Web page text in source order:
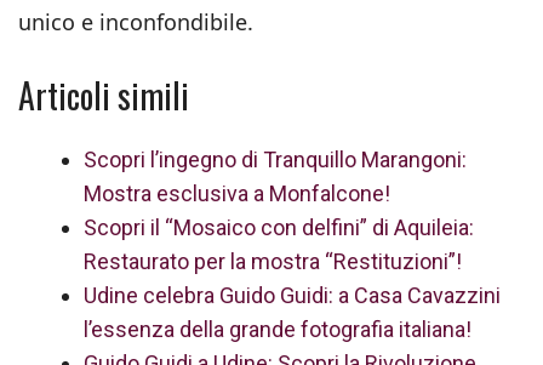
unico e inconfondibile.
Articoli simili
Scopri l’ingegno di Tranquillo Marangoni:
Mostra esclusiva a Monfalcone!
Scopri il “Mosaico con delfini” di Aquileia:
Restaurato per la mostra “Restituzioni”!
Udine celebra Guido Guidi: a Casa Cavazzini
l’essenza della grande fotografia italiana!